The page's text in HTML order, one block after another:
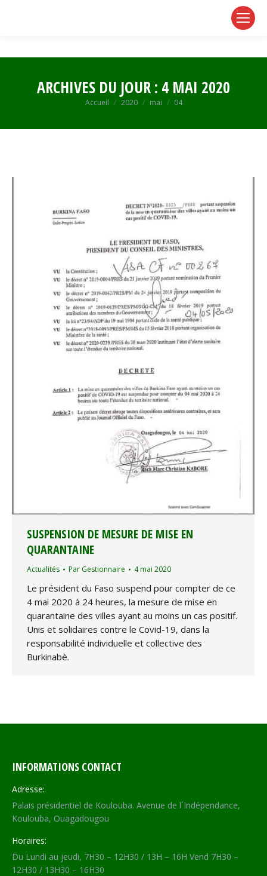
ARCHIVES DU JOUR : 4 MAI 2020
Vous êtes ici :
Accueil 2020 mai 04
SUSPENSION DE MESURE DE MISE EN
QUARANTAINE
Actualités Par Gestionnaire 4 mai 2020
Le président du Faso suspend pour compter de ce
4 mai 2020 à 24 heures, la mesure de mise en
quarantaine des villes ayant au moins un cas positif.
Unis et solidaires contre le Covid-19, dans la
responsabilité individuelle et collective des
Burkinabè.
INFORMATIONS CONTACT
Adresse:
Palais présidentiel de Koulouba. Avenue de l´Indépendance,
Koulouba, Ouagadougou
Horaires:
Du Lundi au jeudi, 7H30 – 12H30 / 13H – 16H Vend 7H30 –
12H30 / 13H30 – 16H30